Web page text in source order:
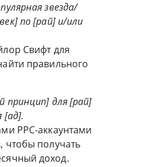
звезда/
по [рай] и/или
Свифт для
правильного
принцип] для [рай]
[ад].
PPC-аккаунтами
чтобы получать
доход.